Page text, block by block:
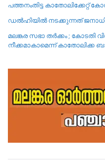
പത്തനംതിട്ട കാതോലിക്കേറ്റ്‌
ഡൽഹിയിൽ നടക്കുന്നത്
മലങ്കര സഭാ തർക്കം ;
നീക്കമാകാമെന്ന് കാതോലിക്ക